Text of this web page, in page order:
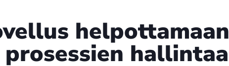
helpottamaan
hallintaa